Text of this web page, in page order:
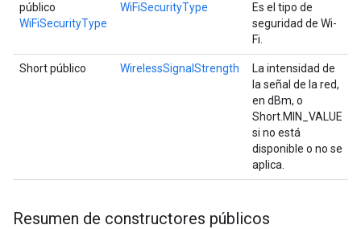
público
WiFiSecurityType
WiFiSecurityType
Es el tipo de
seguridad de Wi-
Fi.
Short público WirelessSignalStrength
La intensidad de
la señal de la red,
en dBm, o
Short.MIN_VALUE
si no está
disponible o no se
aplica.
Resumen de constructores públicos